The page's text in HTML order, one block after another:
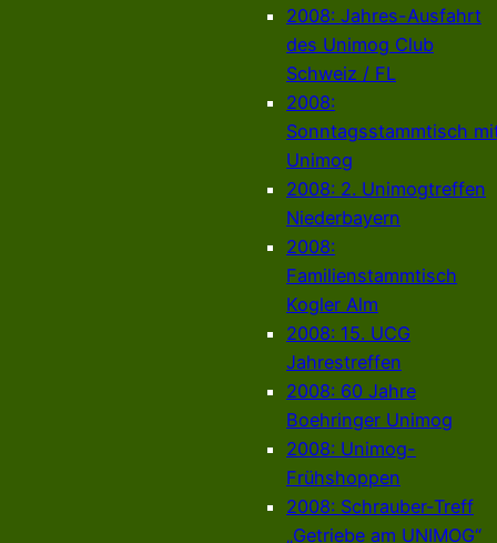
2008: Jahres-Ausfahrt
des Unimog Club
Schweiz / FL
2008:
Sonntagsstammtisch
Unimog
2008: 2. Unimogtreffen
Niederbayern
2008:
Familienstammtisch
Kogler Alm
2008: 15. UCG
Jahrestreffen
2008: 60 Jahre
Boehringer Unimog
2008: Unimog-
Frühshoppen
2008: Schrauber-Treff
„Getriebe am UNIMOG“